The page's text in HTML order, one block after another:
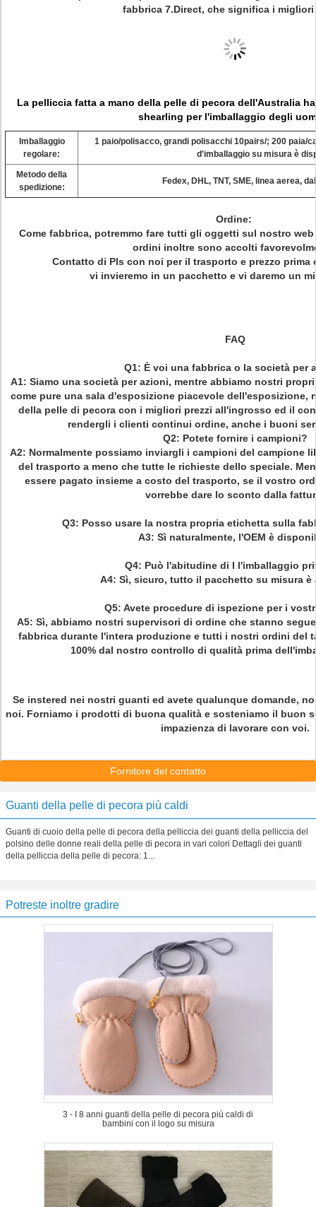
fabbrica 7.Direct, che significa i migliori
La pelliccia fatta a mano della pelle di pecora dell'Australia
shearling per l'imballaggio degli
Imballaggio
regolare:
1 paio/polisacco, grandi polisacchi 10pairs/; 200 paia/
d'imballaggio su misura è
Metodo della
spedizione:
Fedex, DHL, TNT, SME, linea aerea,
Ordine:
Come fabbrica, potremmo fare tutti gli oggetti sul nostro
ordini inoltre sono accolti
Contatto di Pls con noi per il trasporto e prezzo prima
vi invieremo in un pacchetto e vi daremo un
FAQ
Q1: È voi una fabbrica o la società per
A1: Siamo una società per azioni, mentre abbiamo nostri
come pure una sala d'esposizione piacevole
della pelle di pecora con i migliori prezzi all'ingrosso ed il
rendergli i clienti continui ordine, anche i buoni
Q2: Potete fornire i campioni?
A2: Normalmente possiamo inviargli i campioni del campione
del trasporto a meno che tutte le richieste dello speciale.
essere pagato insieme a costo del trasporto, se il vostro
vorrebbe dare lo sconto dalla
Q3: Posso usare la nostra propria etichetta sulla
A3: Sì naturalmente, l'OEM è
Q4: Può l'abitudine di I l'imballaggio
A4: Sì, sicuro, tutto il pacchetto su misura è
Q5: Avete procedure di ispezione per i
A5: Sì, abbiamo nostri supervisori di ordine che stanno
fabbrica durante l'intera produzione e tutti i nostri ordini del
100% dal nostro controllo di qualità prima
Se instered nei nostri guanti ed avete qualunque domande,
noi. Forniamo i prodotti di buona qualità e sosteniamo il buon
impazienza di lavorare con voi.
Fornitore del contatto
Guanti della pelle di pecora più caldi
Guanti di cuoio della pelle di pecora della pelliccia dei guanti della pelliccia del
polsino delle donne reali della pelle di pecora in vari colori Dettagli dei guanti
della pelliccia della pelle di pecora: 1...
Potreste inoltre gradire
3 - I 8 anni guanti della pelle di pecora più caldi di
bambini con il logo su misura